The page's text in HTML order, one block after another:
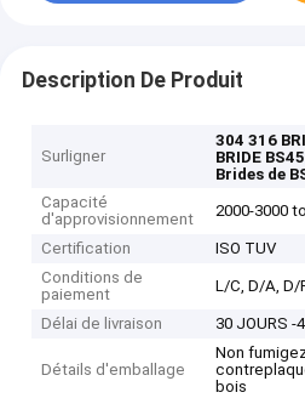
Description De Produit
Surligner
304 316
BRIDE
Brides de
Capacité
d'approvisionnement
2000-3000
Certification
ISO TUV
Conditions de
paiement
L/C, D/A, D/
Délai de livraison 30 JOURS -
Détails d'emballage
Non
bois